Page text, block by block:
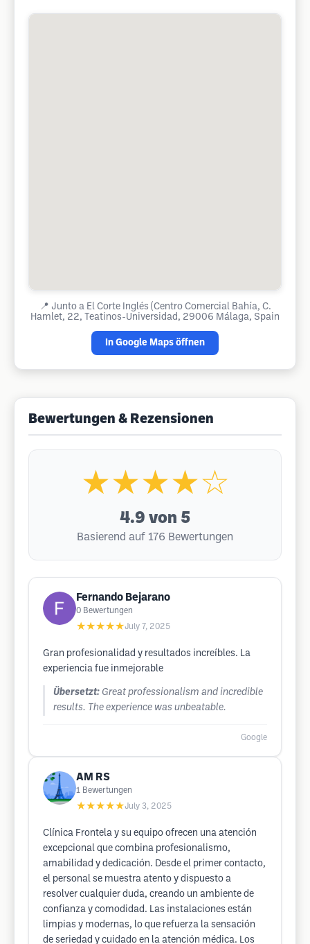
📍 Junto a El Corte Inglés (Centro Comercial Bahía, C.
Hamlet, 22, Teatinos-Universidad, 29006 Málaga, Spain
In Google Maps öffnen
Bewertungen & Rezensionen
★★★★☆
4.9 von 5
Basierend auf 176 Bewertungen
Fernando Bejarano
0 Bewertungen
★★★★★July 7, 2025
Gran profesionalidad y resultados increíbles. La
experiencia fue inmejorable
Übersetzt: Great professionalism and incredible
results. The experience was unbeatable.
Google
AM RS
1 Bewertungen
★★★★★July 3, 2025
Clínica Frontela y su equipo ofrecen una atención
excepcional que combina profesionalismo,
amabilidad y dedicación. Desde el primer contacto,
el personal se muestra atento y dispuesto a
resolver cualquier duda, creando un ambiente de
confianza y comodidad. Las instalaciones están
limpias y modernas, lo que refuerza la sensación
de seriedad y cuidado en la atención médica. Los